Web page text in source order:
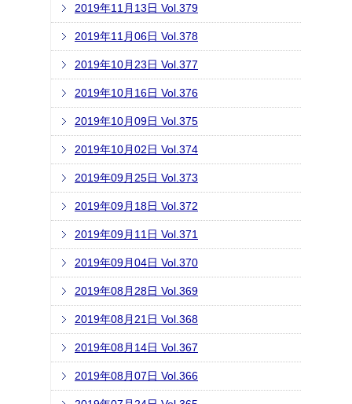
2019年11月13日 Vol.379
2019年11月06日 Vol.378
2019年10月23日 Vol.377
2019年10月16日 Vol.376
2019年10月09日 Vol.375
2019年10月02日 Vol.374
2019年09月25日 Vol.373
2019年09月18日 Vol.372
2019年09月11日 Vol.371
2019年09月04日 Vol.370
2019年08月28日 Vol.369
2019年08月21日 Vol.368
2019年08月14日 Vol.367
2019年08月07日 Vol.366